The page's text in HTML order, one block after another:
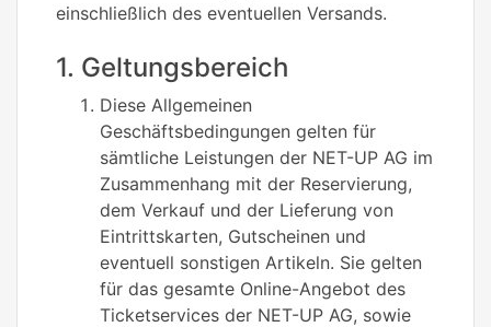
einschließlich des eventuellen Versands.
1. Geltungsbereich
Diese Allgemeinen
Geschäftsbedingungen gelten für
sämtliche Leistungen der NET-UP AG im
Zusammenhang mit der Reservierung,
dem Verkauf und der Lieferung von
Eintrittskarten, Gutscheinen und
eventuell sonstigen Artikeln. Sie gelten
für das gesamte Online-Angebot des
Ticketservices der NET-UP AG, sowie